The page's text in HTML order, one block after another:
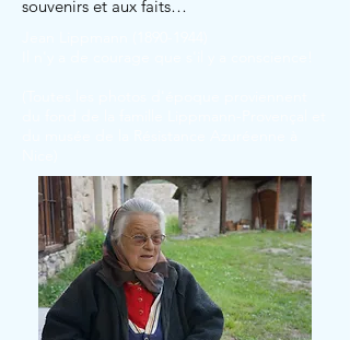
souvenirs et aux faits…